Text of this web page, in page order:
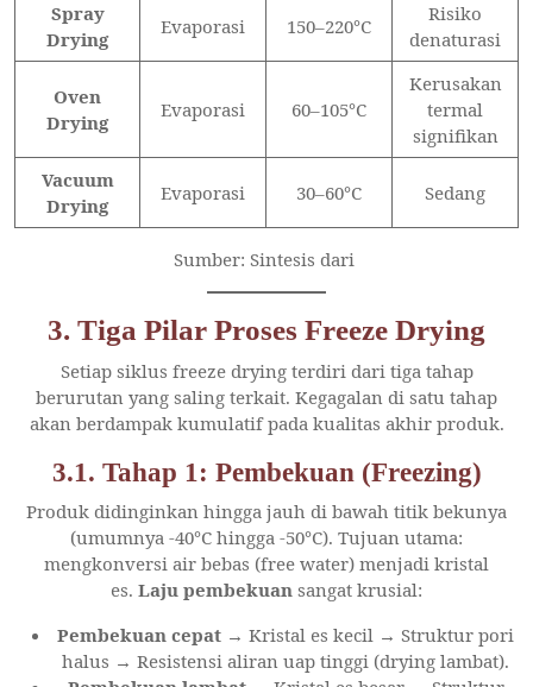
Spray
Drying
Evaporasi 150–220°C
Risiko
denaturasi
Oven
Drying
Evaporasi 60–105°C
Kerusakan
termal
signifikan
Vacuum
Drying
Evaporasi 30–60°C Sedang
Sumber: Sintesis dari
3. Tiga Pilar Proses Freeze Drying
Setiap siklus freeze drying terdiri dari tiga tahap
berurutan yang saling terkait. Kegagalan di satu tahap
akan berdampak kumulatif pada kualitas akhir produk.
3.1. Tahap 1: Pembekuan (Freezing)
Produk didinginkan hingga jauh di bawah titik bekunya
(umumnya -40°C hingga -50°C). Tujuan utama:
mengkonversi air bebas (free water) menjadi kristal
es. Laju pembekuan sangat krusial:
Pembekuan cepat → Kristal es kecil → Struktur pori
halus → Resistensi aliran uap tinggi (drying lambat).